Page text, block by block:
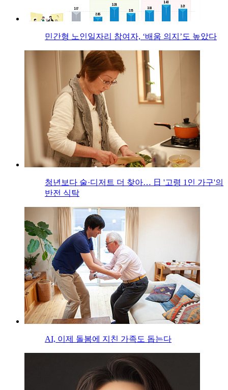
민간형 노인일자리 참여자, ‘배움 의지’도 높았다
청년보다 술·디저트 더 찾아… 日 '고령 1인 가구'의
반전 식탁
AI, 이제 돌봄에 지친 가족도 돕는다